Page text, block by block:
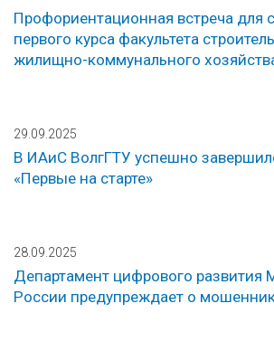
Профориентационная встреча для
первого курса факультета
жилищно-коммунального
29.09.2025
В ИАиС ВолгГТУ успешно
«Первые на старте»
28.09.2025
Департамент цифрового развития
России предупреждает о